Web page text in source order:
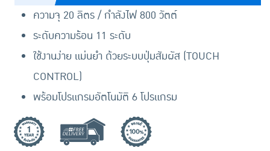
ความจุ 20 ลิตร / กำลังไฟ 800 วัตต์
ระดับความร้อน 11 ระดับ
ใช้งานง่าย แม่นยำ ด้วยระบบปุ่มสัมผัส (TOUCH
CONTROL)
พร้อมโปรแกรมอัตโนมัติ 6 โปรแกรม